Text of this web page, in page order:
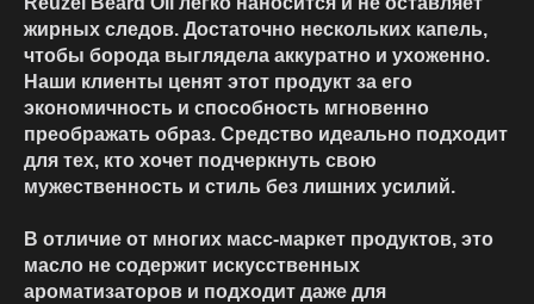
жирных следов. Достаточно нескольких капель,
чтобы борода выглядела аккуратно и ухоженно.
Наши клиенты ценят этот продукт за его
экономичность и способность мгновенно
преображать образ. Средство идеально подходит
для тех, кто хочет подчеркнуть свою
мужественность и стиль без лишних усилий.
В отличие от многих масс-маркет продуктов, это
масло не содержит искусственных
ароматизаторов и подходит даже для